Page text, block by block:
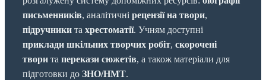
письменників, аналітичні рецензії на твори,
підручники та хрестоматії. Учням доступні
приклади шкільних творчих робіт, скорочені
твори та перекази сюжетів, а також матеріали для
підготовки до ЗНО/НМТ.